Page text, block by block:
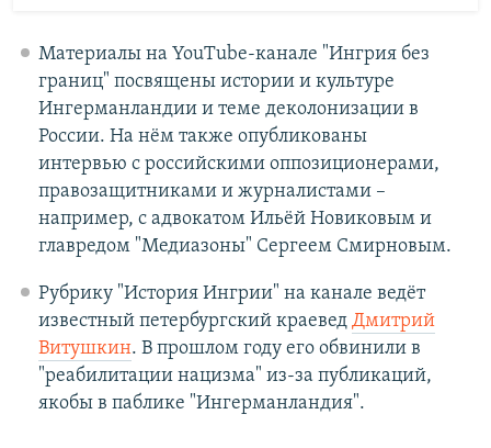
Материалы на YouTube-канале "Ингрия без
границ" посвящены истории и культуре
Ингерманландии и теме деколонизации в
России. На нём также опубликованы
интервью с российскими оппозиционерами,
правозащитниками и журналистами –
например, с адвокатом Ильёй Новиковым и
главредом "Медиазоны" Сергеем Смирновым.
Рубрику "История Ингрии" на канале ведёт
известный петербургский краевед Дмитрий
Витушкин. В прошлом году его обвинили в
"реабилитации нацизма" из-за публикаций,
якобы в паблике "Ингерманландия".